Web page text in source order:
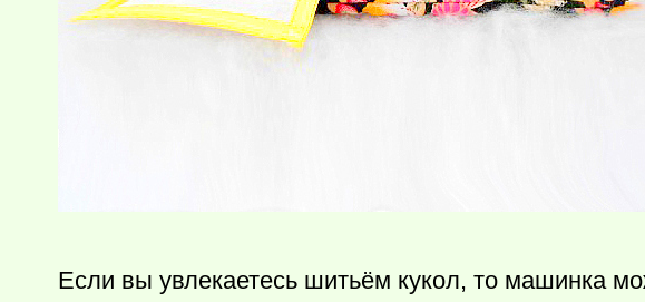
Если вы увлекаетесь шитьём кукол, то машинка